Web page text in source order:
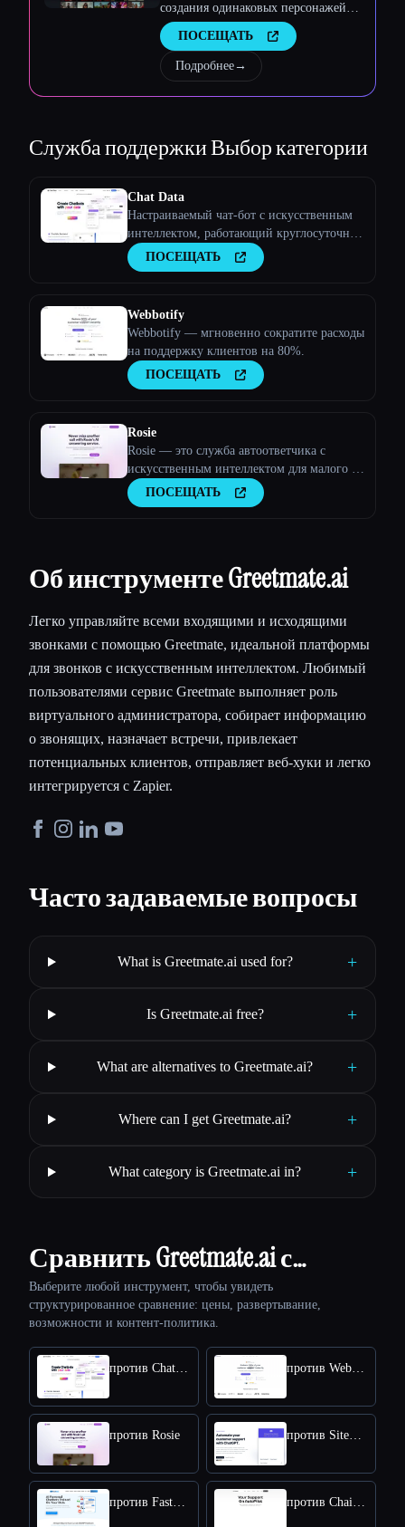
создания одинаковых персонажей,
рабочих процессов и видео
ПОСЕЩАТЬ
Подробнее→
Служба поддержкиВыбор категории
Chat Data
Настраиваемый чат-бот с искусственным
интеллектом, работающий круглосуточно
и без выходных
ПОСЕЩАТЬ
Webbotify
Webbotify — мгновенно сократите расходы
на поддержку клиентов на 80%.
ПОСЕЩАТЬ
Rosie
Rosie — это служба автоответчика с
искусственным интеллектом для малого и
среднего бизнеса.
ПОСЕЩАТЬ
Об инструменте Greetmate.ai
Легко управляйте всеми входящими и исходящими
звонками с помощью Greetmate, идеальной платформы
для звонков с искусственным интеллектом. Любимый
пользователями сервис Greetmate выполняет роль
виртуального администратора, собирает информацию
о звонящих, назначает встречи, привлекает
потенциальных клиентов, отправляет веб-хуки и легко
интегрируется с Zapier.
Часто задаваемые вопросы
What is Greetmate.ai used for? +
Is Greetmate.ai free? +
What are alternatives to Greetmate.ai? +
Where can I get Greetmate.ai? +
What category is Greetmate.ai in? +
Сравнить Greetmate.ai с…
Выберите любой инструмент, чтобы увидеть
структурированное сравнение: цены, развертывание,
возможности и контент-политика.
против Chat Data против Webbotify
против Rosie против SiteSpeakAI
против FastBots.ai против Chaindesk